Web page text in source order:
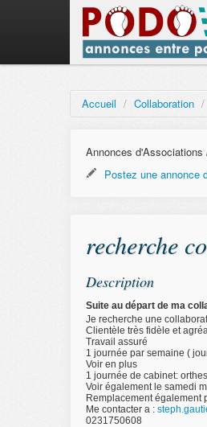
Accueil / Collaboration /
Annonces d'Associations
Postez une annonce
recherche
Description
Suite au départ de ma
Je recherche une
Clientèle très fidèle et
Travail assuré
1 journée par semaine (
Voir en plus
1 journée de cabinet:
Voir également le samedi
Remplacement également
Me contacter a :
0231750608